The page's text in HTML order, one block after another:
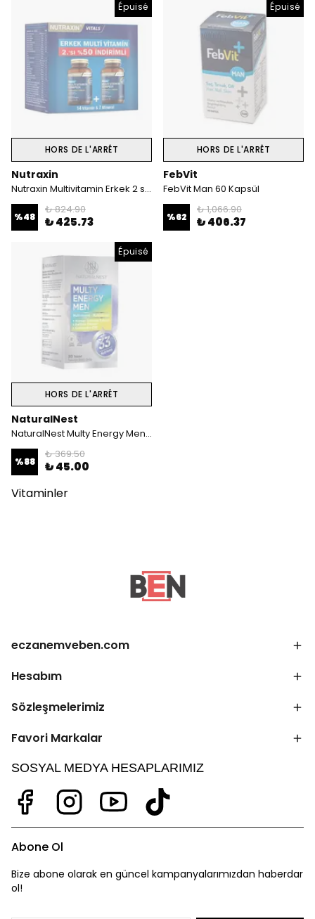
Épuisé
HORS DE L'ARRÊT
Nutraxin
Nutraxin Multivitamin Erkek 2 si birarada
%48
₺ 824.90
₺ 425.73
Épuisé
HORS DE L'ARRÊT
FebVit
FebVit Man 60 Kapsül
%62
₺ 1,066.90
₺ 406.37
Épuisé
HORS DE L'ARRÊT
NaturalNest
NaturalNest Multy Energy Men 30 Tablet
%88
₺ 369.50
₺ 45.00
Vitaminler
eczanemveben.com
Hesabım
Sözleşmelerimiz
Favori Markalar
SOSYAL MEDYA HESAPLARIMIZ
Abone Ol
Bize abone olarak en güncel kampanyalarımızdan haberdar
ol!